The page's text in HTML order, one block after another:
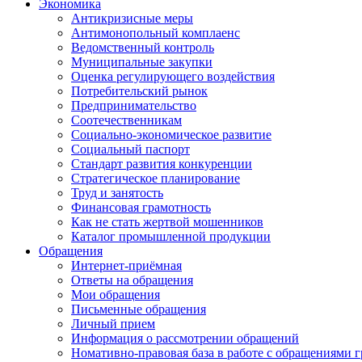
Экономика
Антикризисные меры
Антимонопольный комплаенс
Ведомственный контроль
Муниципальные закупки
Оценка регулирующего воздействия
Потребительский рынок
Предпринимательство
Соотечественникам
Социально-экономическое развитие
Социальный паспорт
Стандарт развития конкуренции
Стратегическое планирование
Труд и занятость
Финансовая грамотность
Как не стать жертвой мошенников
Каталог промышленной продукции
Обращения
Интернет-приёмная
Ответы на обращения
Мои обращения
Письменные обращения
Личный прием
Информация о рассмотрении обращений
Номативно-правовая база в работе с обращениями